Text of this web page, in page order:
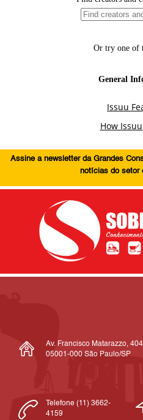
Assine a newsletter da Grandes
notícias do setor
Av. Francisco Matarazzo,
05001-000 São Paulo/SP
Telefone (11) 3662-
4159